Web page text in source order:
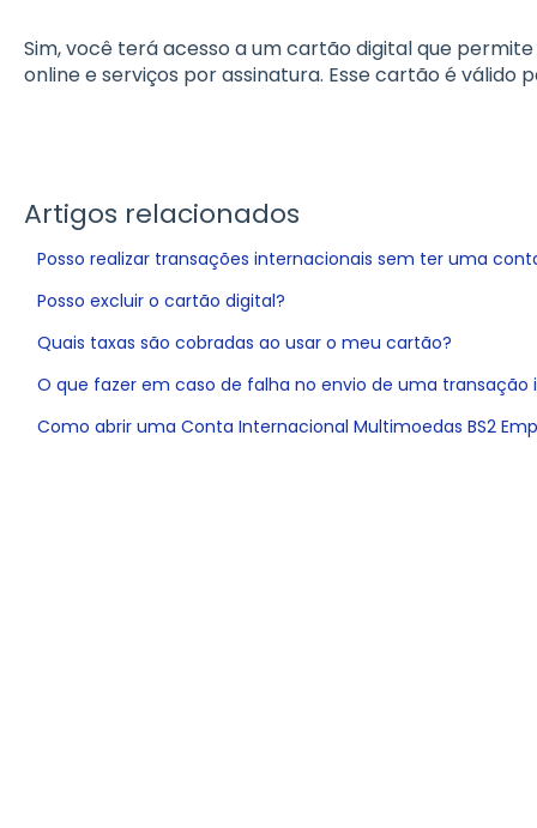
Sim, você terá acesso a um cartão digital que
online e serviços por assinatura. Esse cartão é válido
Artigos relacionados
Posso realizar transações internacionais sem ter uma
Posso excluir o cartão digital?
Quais taxas são cobradas ao usar o meu cartão?
O que fazer em caso de falha no envio de uma transação
Como abrir uma Conta Internacional Multimoedas BS2